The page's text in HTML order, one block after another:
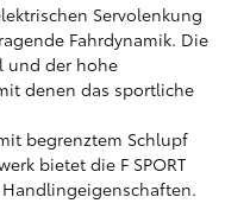
Servolenkung
Fahrdynamik. Die
und der hohe
denen das sportliche
begrenztem Schlupf
bietet die F SPORT